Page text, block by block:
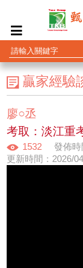
贏家經驗
廖○丞
考取：淡江重
1532
發佈
更新時間：2026/